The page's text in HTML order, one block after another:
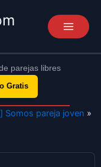
parejas libres
Gratis
Somos pareja joven »